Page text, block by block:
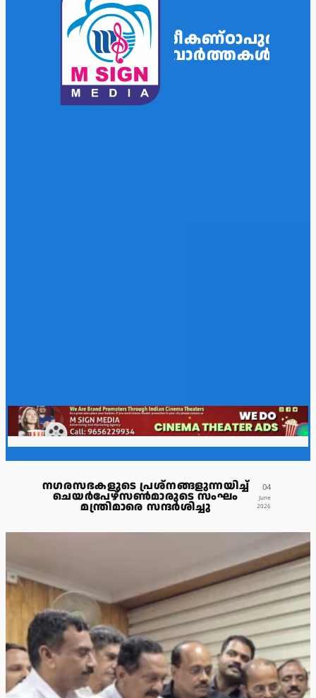
ശ്രീകണ്ഠാപുരം
വാർത്തകൾ
നഗരസഭകളുടെ പ്രശ്നങ്ങളുന്നയിച്ച്
ചെയർപേഴ്സൺമാരുടെ സംഘം
മന്ത്രിമാരെ സന്ദർശിച്ചു
04
June
2026